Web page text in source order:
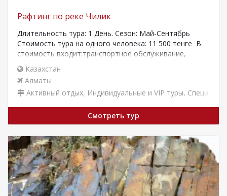
Рафтинг по реке Чилик
Длительность тура: 1 День. Сезон: Май-Сентябрь
Стоимость тура на одного человека: 11 500 тенге В
стоимость входит:транспортное обслуживание,
экосбор, рафтинг с опытным инструктором, аренда…
Казахстан
Алматы
Активный отдых, Индивидуальные и VIP туры,
Смотреть тур